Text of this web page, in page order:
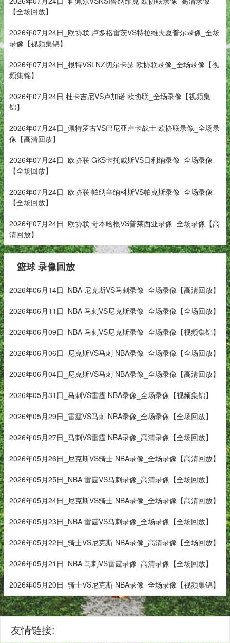
【全场回放】
2026年07月24日_欧协联 卢多格雷茨VS特拉维夫夏普尔录像_全场
录像【视频集锦】
2026年07月24日_根特VSLNZ切尔卡瑟 欧协联录像_全场录像【视
频集锦】
2026年07月24日 杜卡吉尼VS卢加诺 欧协联_全场录像【视频集
锦】
2026年07月24日_佩特罗古VS巴尼亚卢卡战士 欧协联录像_全场录
像【高清回放】
2026年07月24日_欧协联 GKS卡托威斯VS日利纳录像_全场录像
【全场回放】
2026年07月24日_欧协联 帕纳辛纳科斯VS帕克斯录像_全场录像
【全场回放】
2026年07月24日_欧协联 哥本哈根VS普莱西亚录像_全场录像【高
清回放】
篮球 录像回放
2026年06月14日_NBA 尼克斯VS马刺录像_全场录像【高清回放】
2026年06月11日_NBA 马刺VS尼克斯录像_全场录像【全场回放】
2026年06月09日_NBA 马刺VS尼克斯录像_全场录像【视频集锦】
2026年06月06日_尼克斯VS马刺 NBA录像_全场录像【全场回放】
2026年06月04日_尼克斯VS马刺 NBA录像_全场录像【高清回放】
2026年05月31日_马刺VS雷霆 NBA录像_全场录像【视频集锦】
2026年05月29日_雷霆VS马刺 NBA录像_全场录像【全场回放】
2026年05月27日_马刺VS雷霆 NBA录像_高清录像【全场回放】
2026年05月26日_尼克斯VS骑士 NBA录像_全场录像【高清回放】
2026年05月25日_NBA 雷霆VS马刺录像_高清录像【全场回放】
2026年05月24日_尼克斯VS骑士 NBA录像_全场录像【高清回放】
2026年05月23日_NBA 雷霆VS马刺录像_全场录像【全场回放】
2026年05月22日_骑士VS尼克斯 NBA录像_高清录像【全场回放】
2026年05月21日_NBA 马刺VS雷霆录像_高清录像【全场回放】
2026年05月20日_骑士VS尼克斯 NBA录像_全场录像【视频集锦】
友情链接: